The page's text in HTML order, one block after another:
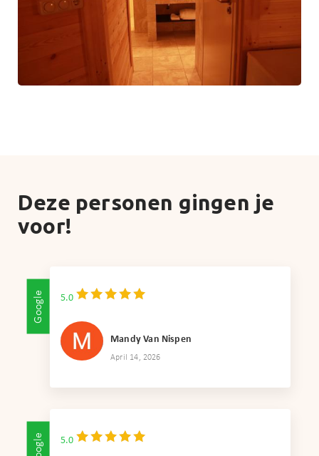
Deze personen gingen je
voor!
Google 5.0
Mandy Van Nispen
April 14, 2026
Google 5.0